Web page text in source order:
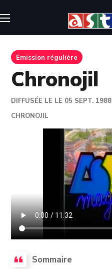
Emission régulière
Chronojil
DIFFUSÉE LE LE 05 SEPT. 1988
CHRONOJIL
Sommaire